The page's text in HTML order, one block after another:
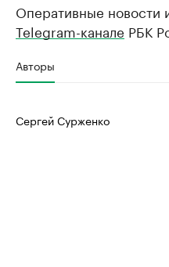
Оперативные
Telegram-канале РБК
Авторы
Сергей Сурженко